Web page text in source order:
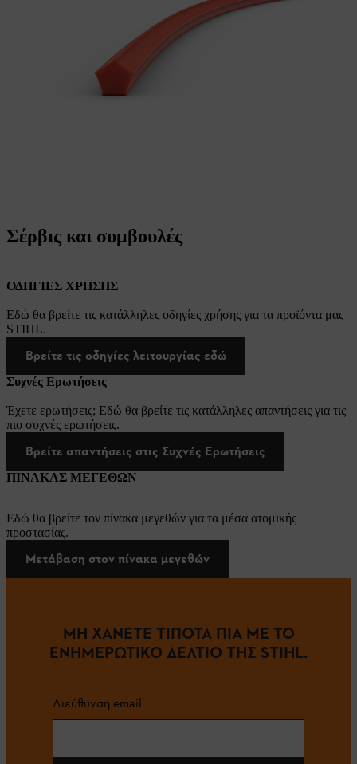
Σέρβις και συμβουλές
ΟΔΗΓΙΕΣ ΧΡΗΣΗΣ
Εδώ θα βρείτε τις κατάλληλες οδηγίες χρήσης για τα προϊόντα μας
STIHL.
Βρείτε τις οδηγίες λειτουργίας εδώ
Συχνές Ερωτήσεις
Έχετε ερωτήσεις; Εδώ θα βρείτε τις κατάλληλες απαντήσεις για τις
πιο συχνές ερωτήσεις.
Βρείτε απαντήσεις στις Συχνές Ερωτήσεις
ΠΙΝΑΚΑΣ ΜΕΓΕΘΩΝ
Εδώ θα βρείτε τον πίνακα μεγεθών για τα μέσα ατομικής
προστασίας.
Μετάβαση στον πίνακα μεγεθών
ΜΗ ΧΑΝΕΤΕ ΤΙΠΟΤΑ ΠΙΑ ΜΕ ΤΟ
ΕΝΗΜΕΡΩΤΙΚΟ ΔΕΛΤΙΟ ΤΗΣ STIHL.
Διεύθυνση email